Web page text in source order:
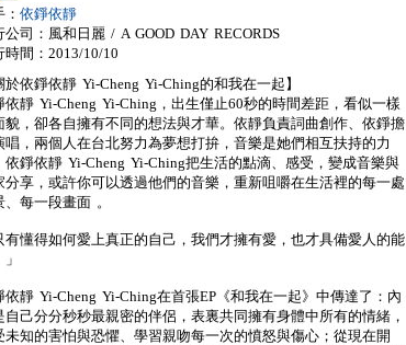
依錚依靜
公司：風和日麗 / A GOOD DAY RECORDS
時間：2013/10/10
於依錚依靜 Yi-Cheng Yi-Ching的和我在一起】
依靜 Yi-Cheng Yi-Ching，出生僅止60秒的時間差距，看似一樣
貌，卻各自擁有不同的想法與才華。依靜負責詞曲創作、依錚擔
唱，兩個人在台北努力為夢想打拚，音樂是她們相互扶持的力
依錚依靜 Yi-Cheng Yi-Ching把生活的點滴、感受，變成音樂與
分享，或許你可以透過他們的音樂，重新咀嚼在生活裡的每一處
、每一段畫面 。
有懂得如何愛上真正的自己，我們才擁有愛，也才具備愛人的能
依靜 Yi-Cheng Yi-Ching在首張EP《和我在一起》中傳達了：內
自己分分秒秒最親密的伴侶，表裏共同擁有身體中所有的情緒，
未知的害怕與恐懼、學習親吻每一次的憤怒與傷心；從現在開